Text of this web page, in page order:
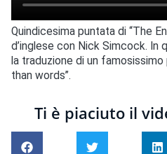
Quindicesima puntata di “The
d’inglese con Nick Simcock. In
la traduzione di un
than words”.
Ti è piaciuto il